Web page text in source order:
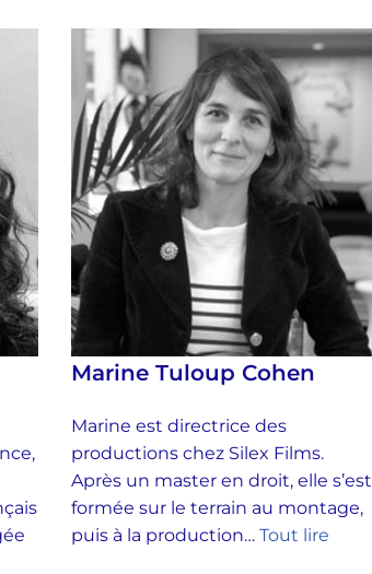
Marine Tuloup Cohen
Marine est directrice des
productions chez Silex Films.
Après un master en droit, elle s’est
formée sur le terrain au montage,
puis à la production…Tout lire